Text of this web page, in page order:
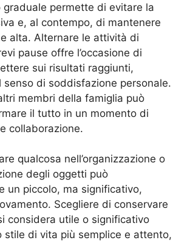
graduale permette di evitare la
e, al contempo, di mantenere
alta. Alternare le attività di
pause offre l’occasione di
sui risultati raggiunti,
senso di soddisfazione personale.
membri della famiglia può
il tutto in un momento di
collaborazione.
qualcosa nell’organizzazione o
degli oggetti può
un piccolo, ma significativo,
Scegliere di conservare
considera utile o significativo
stile di vita più semplice e attento,